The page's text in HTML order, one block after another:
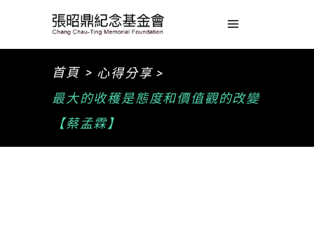
首頁 > 心得分享 >
最大的收穫是態度和價值觀的改變
【蔡孟霖】